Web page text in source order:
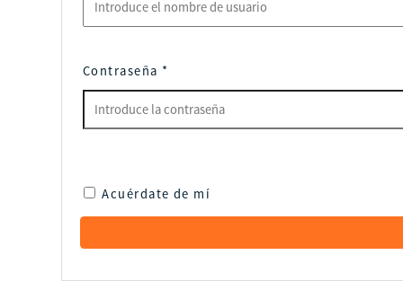
Contraseña *
Acuérdate de mí